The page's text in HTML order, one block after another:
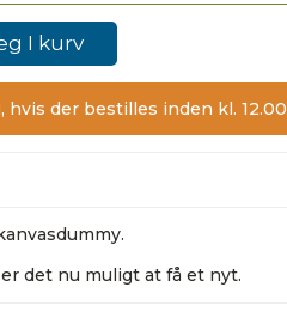
I kurv
der bestilles inden kl. 12.00
det nu muligt at få et nyt.